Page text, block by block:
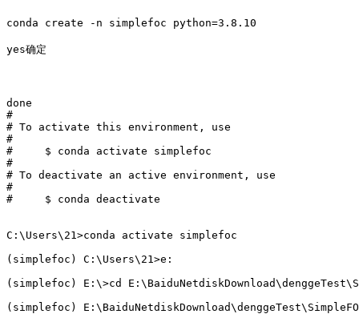
conda create -n simplefoc python=3.8.10
yes确定
done
#
# To activate this environment, use
#
#     $ conda activate simplefoc
#
# To deactivate an active environment, use
#
#     $ conda deactivate
C:\Users\21>conda activate simplefoc
(simplefoc) C:\Users\21>e:
(simplefoc) E:\>cd
(simplefoc)